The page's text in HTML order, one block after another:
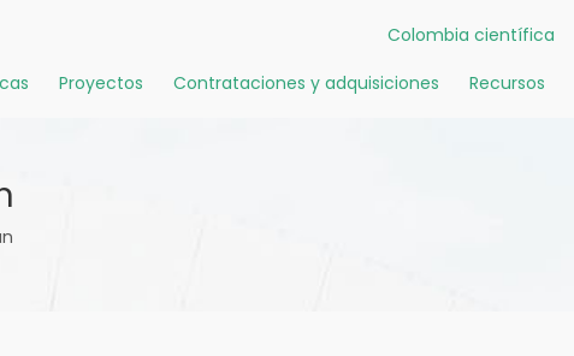
Colombia científica
Proyectos Contrataciones y adquisiciones Recursos